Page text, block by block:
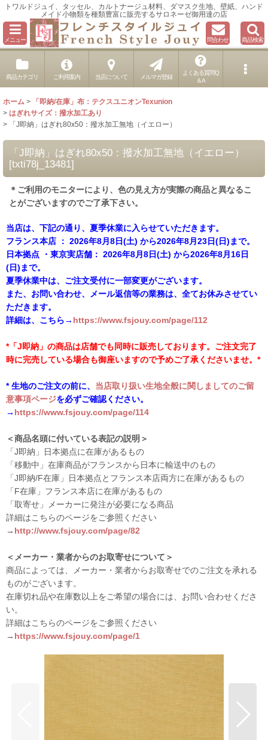
トワルドジュイ、タッセル、カルトナージュ材料、ダマスク生地、壁紙、ハンド
メイド小物類を種類豊富に販売するサロネーゼ御用達の店
メニュー 問合わせ 商品検索
商品カテゴリ ご利用案内 当店について メルマガ登録
よくある質問Q
＆A
ホーム >
「即納/在庫」布：テクスユニオンTexunion
> はぎれサイズ：撥水加工あり
>
「J即納」はぎれ80x50：撥水加工無地（イエロー）
「J即納」はぎれ80x50：撥水加工無地（イエロー）
[txti78j_13481]
＊ご利用のモニターにより、色の見え方が実際の商品と異なるこ
とがございますのでご了承下さい。
当店は、下記の通り、夏季休業に入らせていただきます。
フランス本店 ： 2026年8月8日(土) から2026年8月23日(日)まで。
日本拠点 ・東京実店舗： 2026年8月8日(土) から2026年8月16日
(日)まで。
夏季休業中は、ご注文受付に一部変更がございます。
また、お問い合わせ、メール返信等の業務は、全てお休みさせてい
ただきます。
詳細は、こちら→ https://www.fsjouy.com/page/112
*「J即納」の商品は店舗でも同時に販売しております。ご注文完了
時に完売している場合も御座いますので予めご了承くださいませ。*
* 生地のご注文の前に、 当店取り扱い生地全般に関しましてのご留
意事項ページを必ずご確認ください。
→ https://www.fsjouy.com/page/114
＜商品名頭に付いている表記の説明＞
「J即納」日本拠点に在庫があるもの
「移動中」在庫商品がフランスから日本に輸送中のもの
「J即納/F在庫」日本拠点とフランス本店両方に在庫があるもの
「F在庫」フランス本店に在庫があるもの
「取寄せ」メーカーに発注が必要になる商品
詳細はこちらのページをご参照ください
→ http://www.fsjouy.com/page/82
＜メーカー・業者からのお取寄せについて＞
商品によっては、メーカー・業者からお取寄せでのご注文を承れる
ものがございます。
在庫切れ品や在庫数以上をご希望の場合には、お問い合わせくださ
い。
詳細はこちらのページをご参照ください
→ https://www.fsjouy.com/page/1